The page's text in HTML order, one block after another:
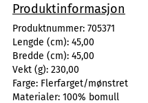
Produktinformasjon
Produktnummer: 705371
Lengde (cm): 45,00
Bredde (cm): 45,00
Vekt (g): 230,00
Farge: Flerfarget/mønstret
Materialer: 100% bomull